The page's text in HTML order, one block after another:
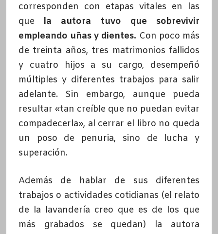
corresponden con etapas vitales en las
que la autora tuvo que sobrevivir
empleando uñas y dientes. Con poco más
de treinta años, tres matrimonios fallidos
y cuatro hijos a su cargo, desempeñó
múltiples y diferentes trabajos para salir
adelante. Sin embargo, aunque pueda
resultar «tan creíble que no puedan evitar
compadecerla», al cerrar el libro no queda
un poso de penuria, sino de lucha y
superación.
Además de hablar de sus diferentes
trabajos o actividades cotidianas (el relato
de la lavandería creo que es de los que
más grabados se quedan) la autora